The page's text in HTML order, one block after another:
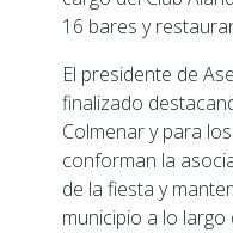
16 bares y
El presidente de
finalizado
Colmenar y para
conforman la
de la fiesta y
municipio a lo